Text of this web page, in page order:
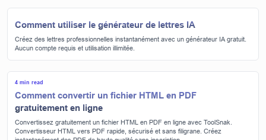
Comment utiliser le générateur de lettres IA
Créez des lettres professionnelles instantanément avec un générateur IA gratuit.
Aucun compte requis et utilisation illimitée.
4 min read
Comment convertir un fichier HTML en PDF
gratuitement en ligne
Convertissez gratuitement un fichier HTML en PDF en ligne avec ToolSnak.
Convertisseur HTML vers PDF rapide, sécurisé et sans filigrane. Créez